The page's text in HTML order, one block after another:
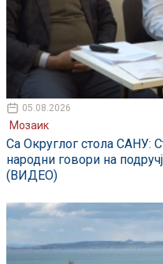
05.08.2026
Мозаик
Са Округлог стола САНУ:
народни говори на
(ВИДЕО)